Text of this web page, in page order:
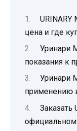
цена и где
Уринари
показания к
Уринари
применению
Заказать
официальном